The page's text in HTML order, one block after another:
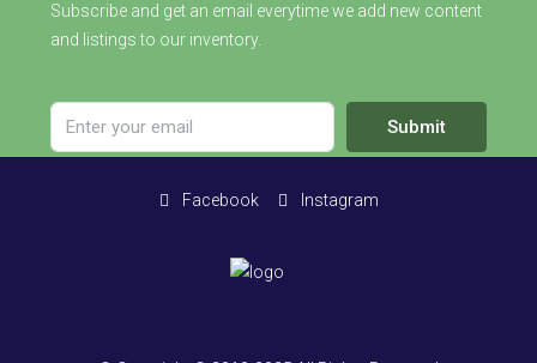
Subscribe and get an email everytime we add new content
and listings to our inventory.
Submit
Facebook Instagram